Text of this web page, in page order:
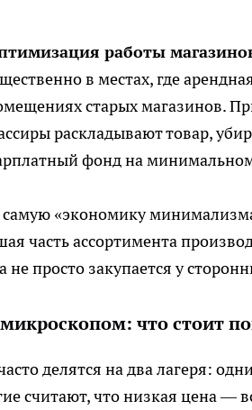
работы
в местах, где
старых магазинов.
раскладывают товар,
фонд на
самую «экономику
часть ассортимента
просто закупается у
что стоит
делятся на два лагеря:
считают, что низкая цена —